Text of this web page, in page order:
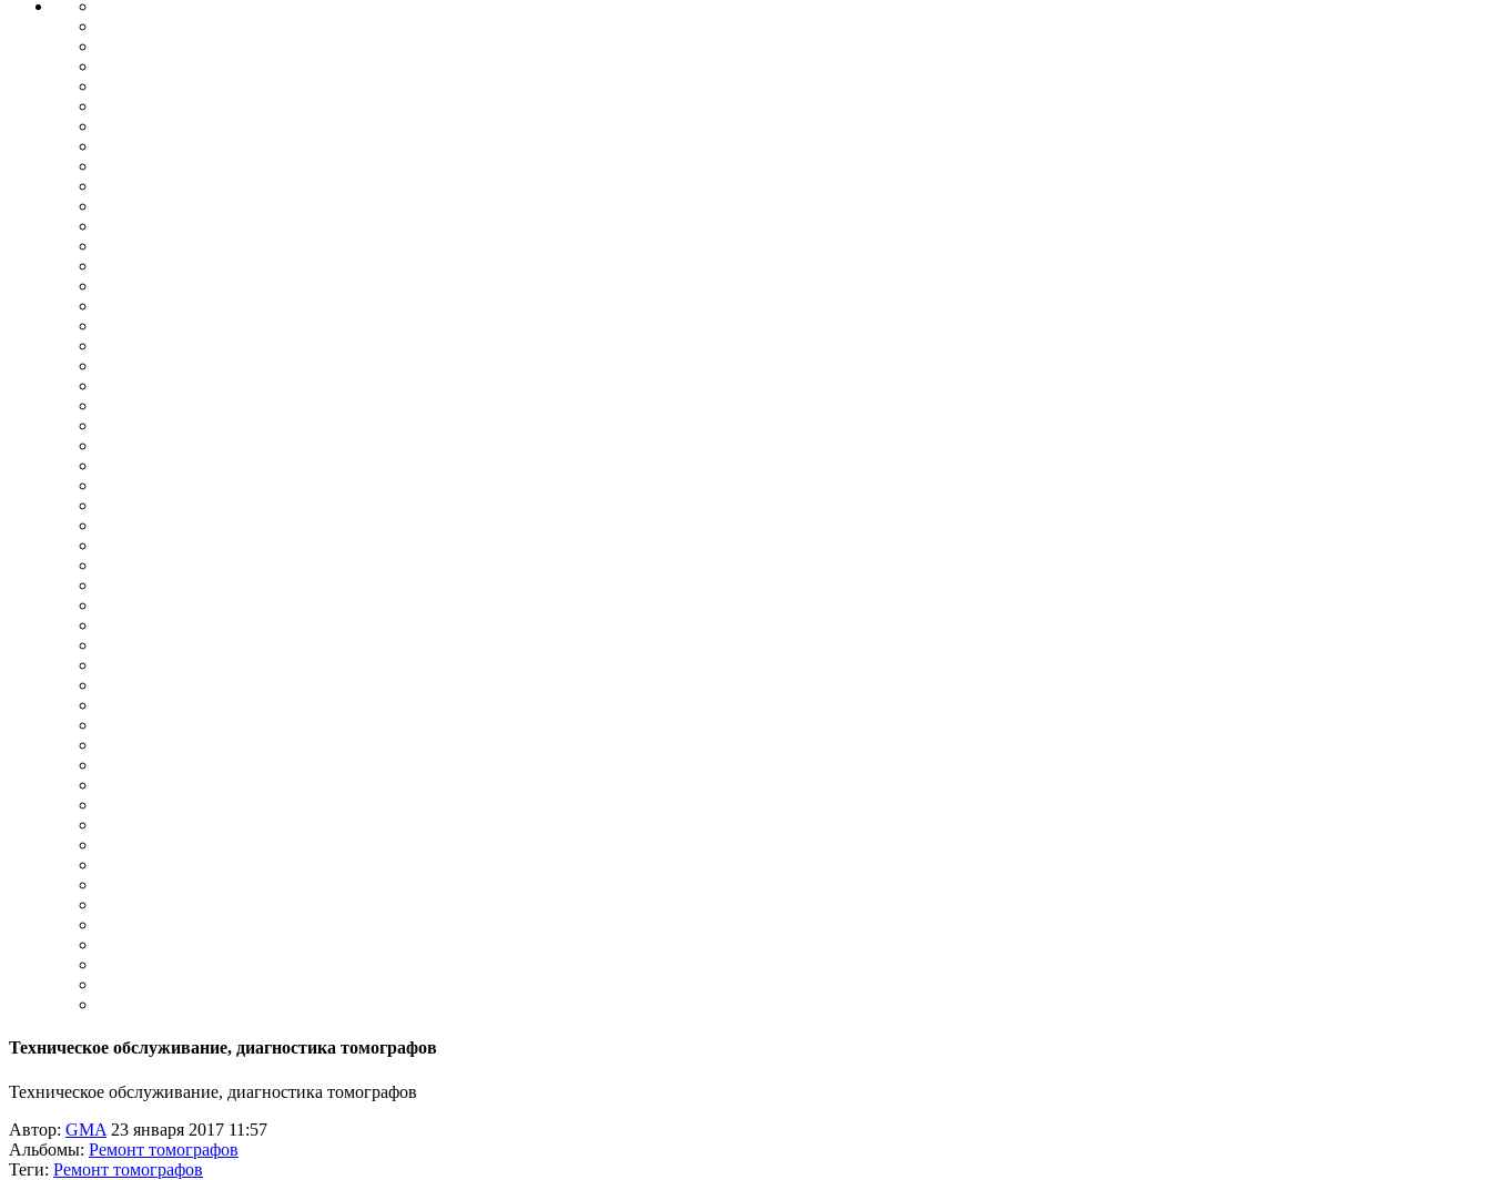
Техническое обслуживание, диагностика томографов
Техническое обслуживание, диагностика томографов
Автор: GMA 23 января 2017 11:57
Альбомы: Ремонт томографов
Теги: Ремонт томографов